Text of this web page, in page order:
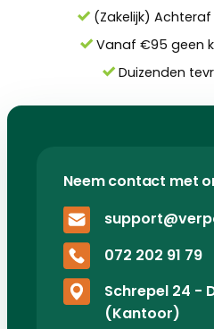
(Zakelijk)
Vanaf €95 geen
Duizenden
Neem contact met
072 202 91 79
Schrepel 24 -
(Kantoor)